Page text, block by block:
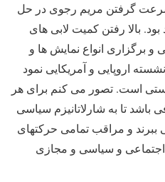
گرفتن مریم رجوی در حل
بالا رفتن کمیت لابی های
برگزاری انواع نمایش ها و
اروپایی و آمریکایی نمود
است. تصور می کنم برای هر
باشد تا به شارلاتانیزم سیاسی
و مراقب تمامی حرکتهای
اجتماعی و سیاسی و مجازی